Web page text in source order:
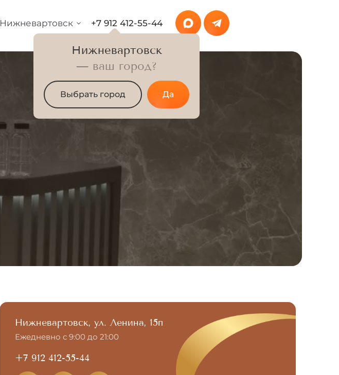
Нижневартовск
Нижневартовск
— ваш город?
Выбрать город Да
+7 912 412-55-44
Нижневартовск, ул. Ленина, 15п
Ежедневно с 9:00 до 21:00
+7 912 412-55-44